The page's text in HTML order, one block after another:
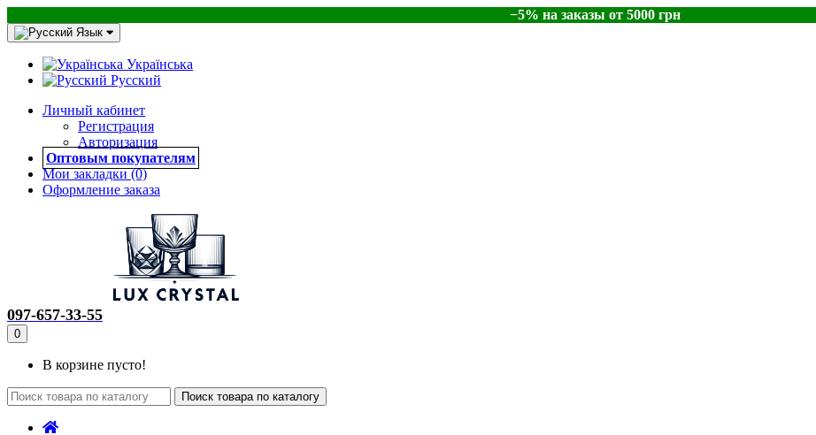
−5% на заказы от 5000 грн
Язык
Українська
Русский
Личный кабинет
Регистрация
Авторизация
Оптовым покупателям
Мои закладки (0)
Оформление заказа
097-657-33-55
0
В корзине пусто!
Поиск товара по каталогу